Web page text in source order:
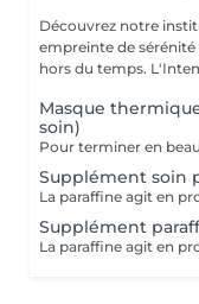
Découvrez notre
empreinte de
hors du
Masque
soin)
Supplément soin
Supplément